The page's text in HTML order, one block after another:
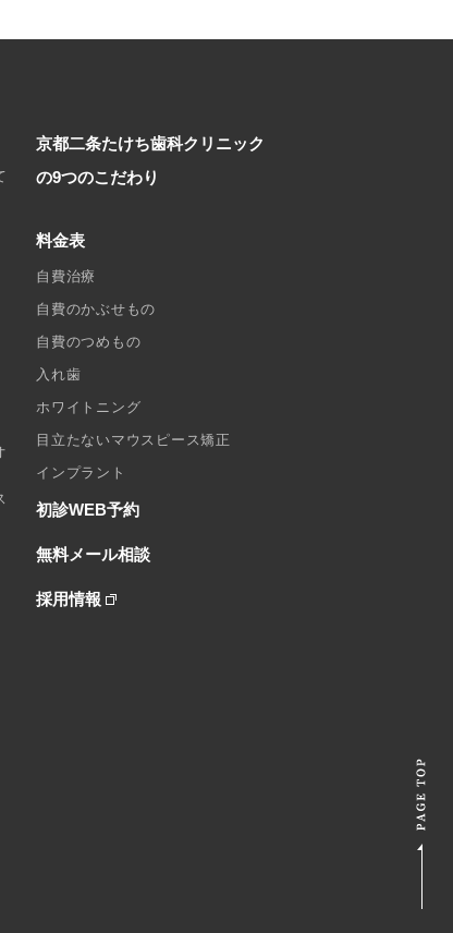
京都二条たけち歯科クリニック
の9つのこだわり
料金表
自費治療
自費のかぶせもの
自費のつめもの
入れ歯
ホワイトニング
目立たないマウスピース矯正
インプラント
初診WEB予約
無料メール相談
採用情報